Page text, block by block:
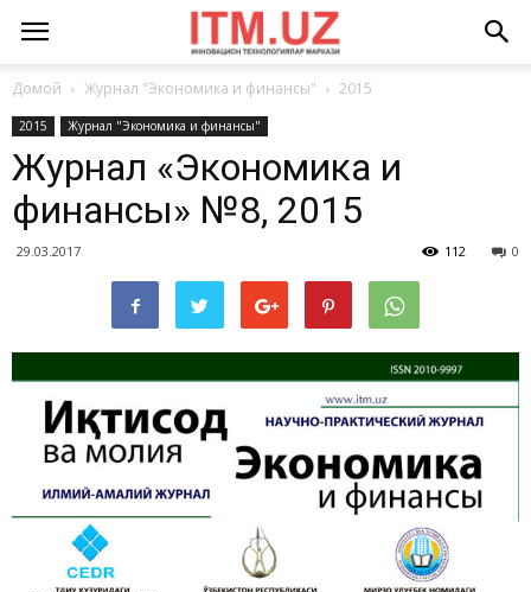
Домой Журнал "Экономика и финансы" 2015
2015 Журнал "Экономика и финансы"
Журнал «Экономика и
финансы» №8, 2015
29.03.2017 0
112